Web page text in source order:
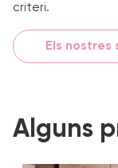
criteri.
Els nostres
Alguns